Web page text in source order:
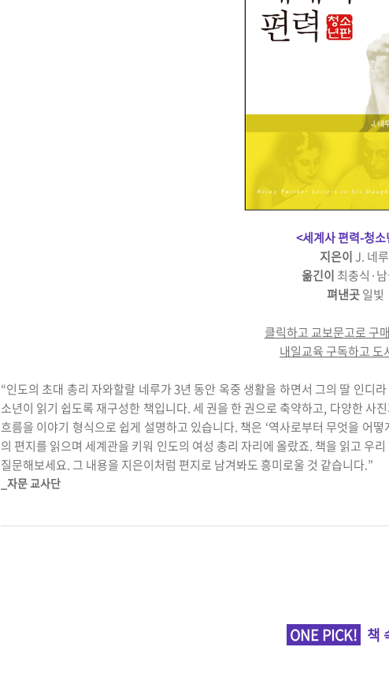
<세계사 편력-청
지은이 J. 네루
옮긴이 최충식·
펴낸곳일빛
클릭하고 교보문고로 구
내일교육 구독하고
“인도의 초대 총리 자와할랄 네루가 3년 동안 옥중 생활을 하면서 그의 딸 인디
소년이 읽기 쉽도록 재구성한 책입니다. 세 권을 한 권으로 축약하고, 다양한 사
흐름을 이야기 형식으로 쉽게 설명하고 있습니다. 책은 ‘역사로부터 무엇을 어
의 편지를 읽으며 세계관을 키워 인도의 여성 총리 자리에 올랐죠. 책을 읽고 우
질문해보세요. 그 내용을 지은이처럼 편지로 남겨봐도 흥미로울 것 같습니다.”
_자문 교사단
ONE PICK! 책